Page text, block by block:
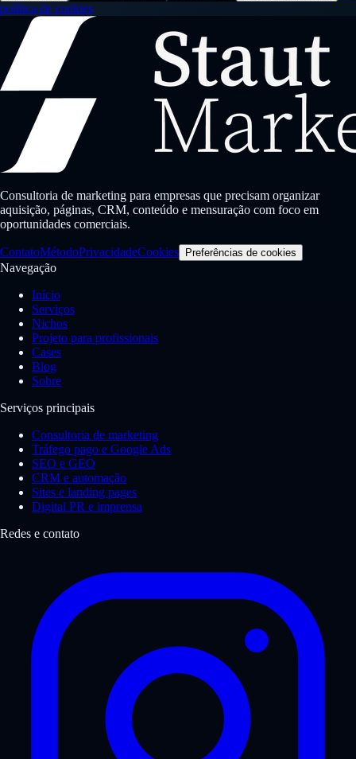
política de cookies
Consultoria de marketing para empresas que precisam organizar
aquisição, páginas, CRM, conteúdo e mensuração com foco em
oportunidades comerciais.
ContatoMétodoPrivacidadeCookies Preferências de cookies
Navegação
Início
Serviços
Nichos
Projeto para profissionais
Cases
Blog
Sobre
Serviços principais
Consultoria de marketing
Tráfego pago e Google Ads
SEO e GEO
CRM e automação
Sites e landing pages
Digital PR e imprensa
Redes e contato